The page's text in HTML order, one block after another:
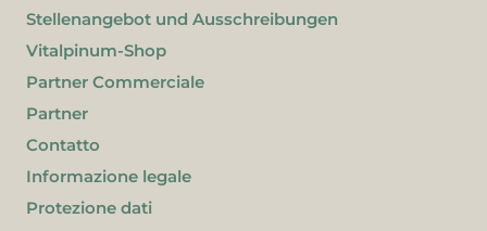
Stellenangebot und Ausschreibungen
Vitalpinum-Shop
Partner Commerciale
Partner
Contatto
Informazione legale
Protezione dati